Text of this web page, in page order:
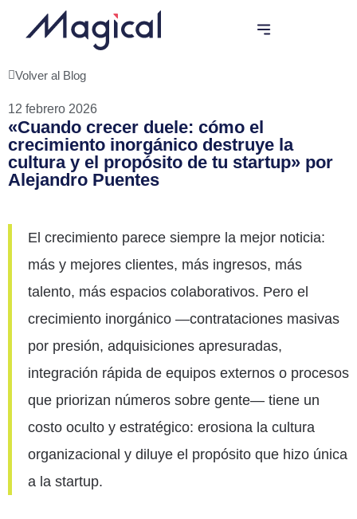
Volver al Blog
12 febrero 2026
«Cuando crecer duele: cómo el
crecimiento inorgánico destruye la
cultura y el propósito de tu startup» por
Alejandro Puentes
El crecimiento parece siempre la mejor noticia:
más y mejores clientes, más ingresos, más
talento, más espacios colaborativos. Pero el
crecimiento inorgánico —contrataciones masivas
por presión, adquisiciones apresuradas,
integración rápida de equipos externos o procesos
que priorizan números sobre gente— tiene un
costo oculto y estratégico: erosiona la cultura
organizacional y diluye el propósito que hizo única
a la startup.